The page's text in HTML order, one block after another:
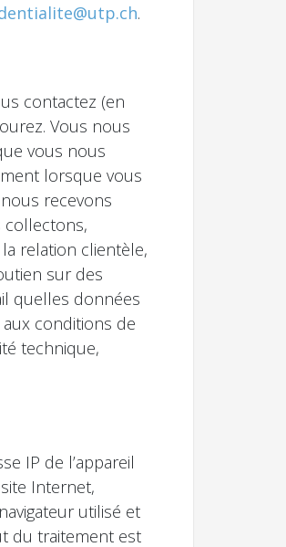
.
contactez (en
Vous nous
vous nous
lorsque vous
recevons
collectons,
relation clientèle,
sur des
quelles données
conditions de
technique,
IP de l’appareil
Internet,
utilisé et
du traitement est